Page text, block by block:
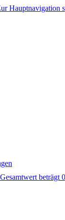
Hauptnavigation
beträgt